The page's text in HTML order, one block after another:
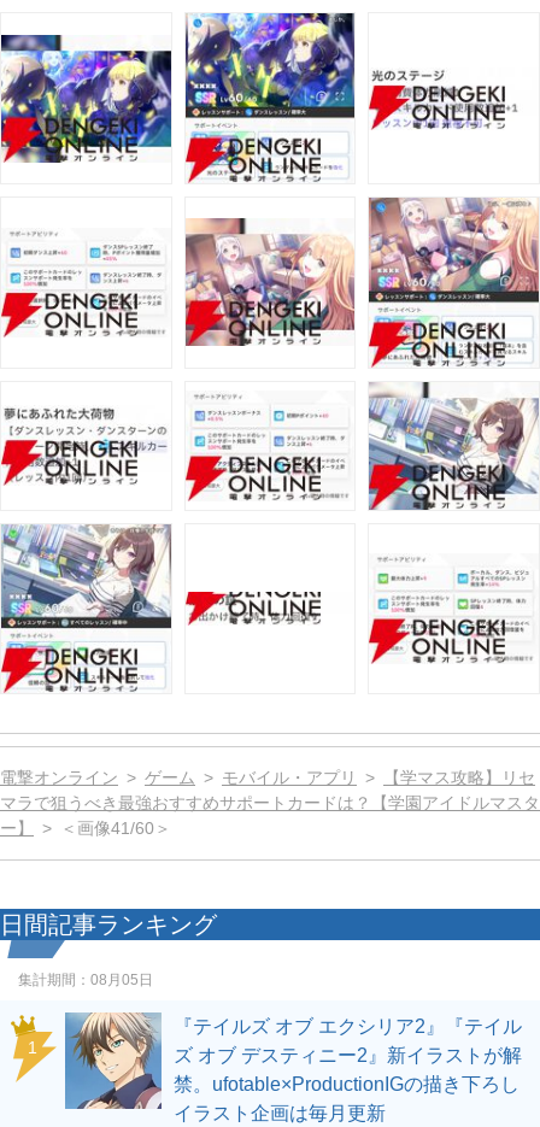
電撃オンライン ゲーム モバイル・アプリ
【学マス攻略】リセ
マラで狙うべき最強おすすめサポートカードは？【学園アイドルマスタ
ー】
＜画像41/60＞
日間記事ランキング
集計期間： 08月05日
1
『テイルズ オブ エクシリア2』『テイル
ズ オブ デスティニー2』新イラストが解
禁。ufotable×ProductionIGの描き下ろし
イラスト企画は毎月更新